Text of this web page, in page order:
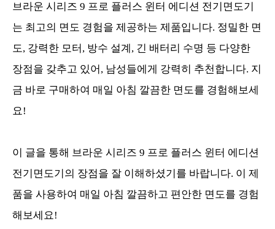
브라운 시리즈 9 프로 플러스 윈터 에디션 전기면도기
는 최고의 면도 경험을 제공하는 제품입니다. 정밀한 면
도, 강력한 모터, 방수 설계, 긴 배터리 수명 등 다양한
장점을 갖추고 있어, 남성들에게 강력히 추천합니다. 지
금 바로 구매하여 매일 아침 깔끔한 면도를 경험해보세
요!
이 글을 통해 브라운 시리즈 9 프로 플러스 윈터 에디션
전기면도기의 장점을 잘 이해하셨기를 바랍니다. 이 제
품을 사용하여 매일 아침 깔끔하고 편안한 면도를 경험
해보세요!